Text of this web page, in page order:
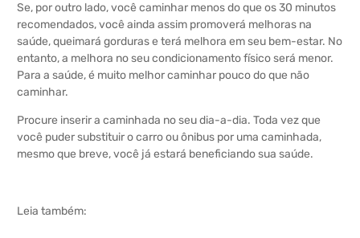
Se, por outro lado, você caminhar menos do que os 30 minutos
recomendados, você ainda assim promoverá melhoras na
saúde, queimará gorduras e terá melhora em seu bem-estar. No
entanto, a melhora no seu condicionamento físico será menor.
Para a saúde, é muito melhor caminhar pouco do que não
caminhar.
Procure inserir a caminhada no seu dia-a-dia. Toda vez que
você puder substituir o carro ou ônibus por uma caminhada,
mesmo que breve, você já estará beneficiando sua saúde.
Leia também: